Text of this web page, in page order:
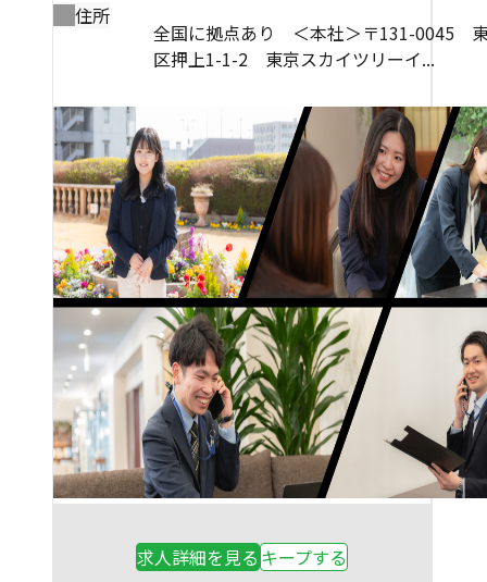
住所
全国に拠点あり ＜本社＞〒131-0045
区押上1-1-2 東京スカイツリーイ...
求人詳細を見る キープする